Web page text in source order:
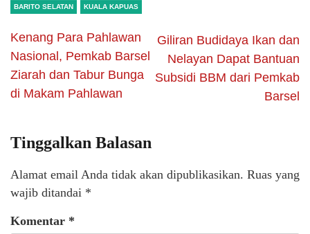
BARITO SELATAN KUALA KAPUAS
Kenang Para Pahlawan
Nasional, Pemkab Barsel
Ziarah dan Tabur Bunga
di Makam Pahlawan
Giliran Budidaya Ikan dan
Nelayan Dapat Bantuan
Subsidi BBM dari Pemkab
Barsel
Tinggalkan Balasan
Alamat email Anda tidak akan dipublikasikan. Ruas yang
wajib ditandai *
Komentar *